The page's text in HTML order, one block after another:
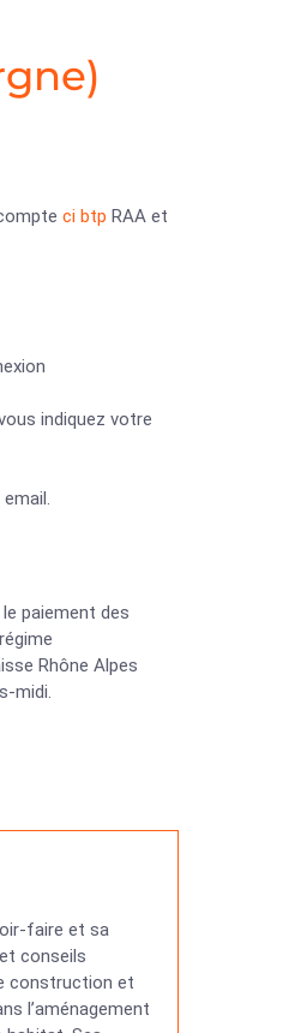
ci btp RAA et
indiquez votre
paiement des
Rhône Alpes
midi.
faire et sa
conseils
construction et
l’aménagement